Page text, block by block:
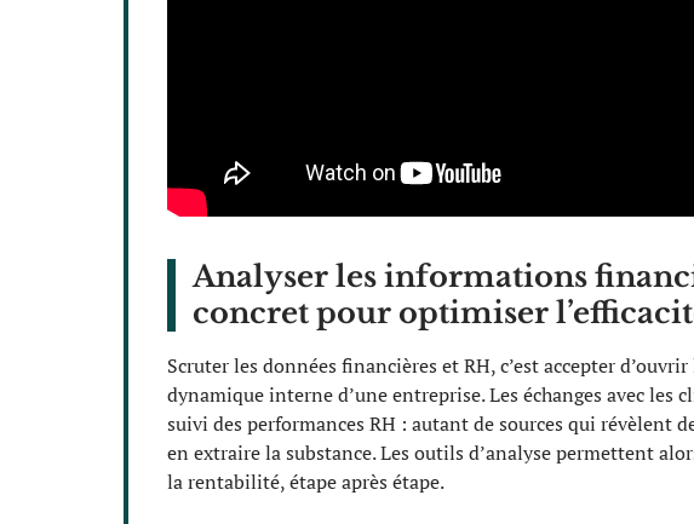
Analyser les informations
concret pour optimiser
Scruter les données financières et RH, c’est accepter
dynamique interne d’une entreprise. Les échanges avec les
suivi des performances RH : autant de sources qui révèlent
en extraire la substance. Les outils d’analyse permettent
la rentabilité, étape après étape.